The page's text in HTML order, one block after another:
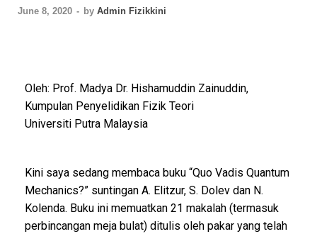
June 8, 2020 - by Admin Fizikkini
Oleh: Prof. Madya Dr. Hishamuddin Zainuddin,
Kumpulan Penyelidikan Fizik Teori
Universiti Putra Malaysia
Kini saya sedang membaca buku “Quo Vadis Quantum
Mechanics?” suntingan A. Elitzur, S. Dolev dan N.
Kolenda. Buku ini memuatkan 21 makalah (termasuk
perbincangan meja bulat) ditulis oleh pakar yang telah